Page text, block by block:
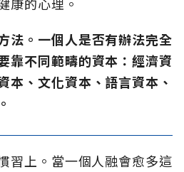
法。一個人是否有辦法完全
靠不同範疇的資本：經濟資
本、文化資本、語言資本、
習上。當一個人融會愈多這